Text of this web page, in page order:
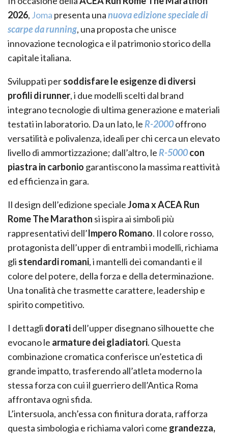
2026, Joma presenta unanuova edizione speciale di
scarpe da running, una proposta che unisce
innovazione tecnologica e il patrimonio storico della
capitale italiana.
Sviluppati persoddisfare le esigenze di diversi
profili di runner, i due modelli scelti dal brand
integrano tecnologie di ultima generazione e materiali
testati in laboratorio. Da un lato, leR-2000offrono
versatilità e polivalenza, ideali per chi cerca un elevato
livello di ammortizzazione; dall’altro, leR-5000con
piastra in carbonio garantiscono la massima reattività
ed efficienza in gara.
Il design dell’edizione specialeJoma x ACEA Run
Rome The Marathon si ispira ai simboli più
rappresentativi dell’Impero Romano. Il colore rosso,
protagonista dell’upper di entrambi i modelli, richiama
gli stendardi romani, i mantelli dei comandanti e il
colore del potere, della forza e della determinazione.
Una tonalità che trasmette carattere, leadership e
spirito competitivo.
I dettagli doratidell’upper disegnano silhouette che
evocano le armature dei gladiatori. Questa
combinazione cromatica conferisce un’estetica di
grande impatto, trasferendo all’atleta moderno la
stessa forza con cui il guerriero dell’Antica Roma
affrontava ogni sfida.
L’intersuola, anch’essa con finitura dorata, rafforza
questa simbologia e richiama valori come grandezza,